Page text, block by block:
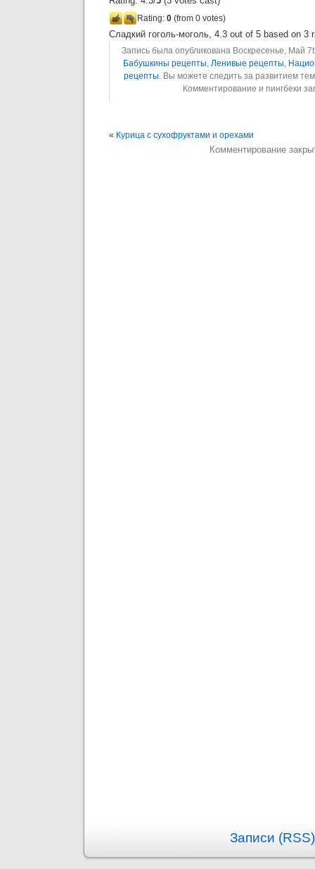
Rating: 0 (from 0 votes)
Сладкий гоголь-моголь, 4.3 out of 5 based on 3
Запись была опубликована Воскресенье, Май
Бабушкины рецепты, Ленивые рецепты,
рецепты. Вы можете следить за развитием
Комментирование и пингбеки
« Курица с сухофруктами и орехами
Комментирование
Записи (RSS)